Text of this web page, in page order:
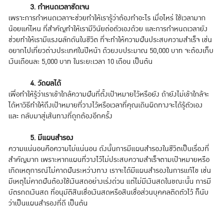
3. กำหนดเวลาชัดเจน
เพราะการกำหนดเวลาจะช่วยทำให้เรารู้ว่าต้องทำอะไร เมื่อไหร่ ใช้เวลามาก
น้อยแค่ไหน ที่สำคัญทำให้เรามีวินัยต่อตัวเองด้วย และการกำหนดเวลายัง
ช่วยทำให้เรามีแรงผลักดันในชีวิต ที่จะทำให้ความฝันประสบความสำเร็จ เช่น
อยากไปเที่ยวต่างประเทศในปีหน้า ด้วยงบประมาณ 50,000 บาท จะต้องเก็บ
เงินเดือนละ 5,000 บาท ในระยะเวลา 10 เดือน เป็นต้น
4. วัดผลได้
เพื่อทำให้รู้ว่าเราเข้าใกล้ความฝันที่ตั้งเป้าหมายไว้หรือยัง ถ้ายังไม่เข้าใกล้จะ
ได้หาวิธีทำให้ถึงเป้าหมายที่วางไว้หรือเวลาที่คุณเดินผิดทางจะได้รู้ตัวเอง
และ กลับมาสู่เส้นทางที่ถูกต้องอีกครั้ง
5. มีแผนสำรอง
ความแน่นอนคือความไม่แน่นอน ดังนั้นการมีแผนสำรองในชีวิตเป็นเรื่องที่
สำคัญมาก เพราะหากแผนที่วางไว้ไม่ประสบความสําเร็จตามเป้าหมายหรือ
เกิดเหตุการณ์ไม่คาดฝันระหว่างทาง เราจะได้มีแผนสำรองในการแก้ไข เช่น
มีเหตุไม่คาดฝันต้องใช้เงินสดอย่างเร่งด่วน แต่ไม่มีเงินสดในขณะนั้น การมี
บัตรกดเงินสด ที่อนุมัติสินเชื่อเงินสดหรือสินเชื่อส่วนบุคคลติดตัวไว้ ก็นับ
ว่าเป็นแผนสำรองที่ดี เป็นต้น